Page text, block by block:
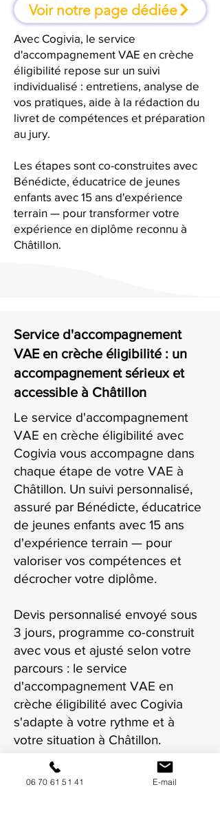
Voir notre page dédiée
Avec Cogivia, le service
d'accompagnement VAE en crèche
éligibilité repose sur un suivi
individualisé : entretiens, analyse de
vos pratiques, aide à la rédaction du
livret de compétences et préparation
au jury.
Les étapes sont co-construites avec
Bénédicte, éducatrice de jeunes
enfants avec 15 ans d'expérience
terrain — pour transformer votre
expérience en diplôme reconnu à
Châtillon.
Service d'accompagnement
VAE en crèche éligibilité : un
accompagnement sérieux et
accessible à Châtillon
Le service d'accompagnement
VAE en crèche éligibilité avec
Cogivia vous accompagne dans
chaque étape de votre VAE à
Châtillon. Un suivi personnalisé,
assuré par Bénédicte, éducatrice
de jeunes enfants avec 15 ans
d'expérience terrain — pour
valoriser vos compétences et
décrocher votre diplôme.
Devis personnalisé envoyé sous
3 jours, programme co-construit
avec vous et ajusté selon votre
parcours : le service
d'accompagnement VAE en
crèche éligibilité avec Cogivia
s'adapte à votre rythme et à
votre situation à Châtillon.
06 70 61 51 41 E-mail